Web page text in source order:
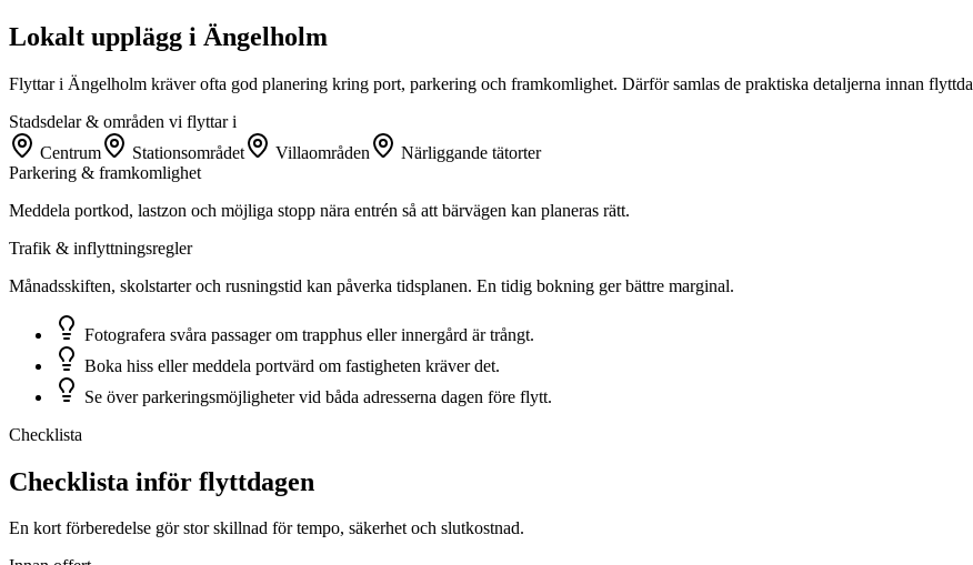
Lokalt upplägg i Ängelholm
Flyttar i Ängelholm kräver ofta god planering kring port, parkering och framkomlighet. Därför samlas de praktiska detaljerna innan
Stadsdelar & områden vi flyttar i
Centrum
Stationsområdet Villaområden
Närliggande tätorter
Parkering & framkomlighet
Meddela portkod, lastzon och möjliga stopp nära entrén så att bärvägen kan planeras rätt.
Trafik & inflyttningsregler
Månadsskiften, skolstarter och rusningstid kan påverka tidsplanen. En tidig bokning ger bättre marginal.
Fotografera svåra passager om trapphus eller innergård är trångt.
Boka hiss eller meddela portvärd om fastigheten kräver det.
Se över parkeringsmöjligheter vid båda adresserna dagen före flytt.
Checklista
Checklista inför flyttdagen
En kort förberedelse gör stor skillnad för tempo, säkerhet och slutkostnad.